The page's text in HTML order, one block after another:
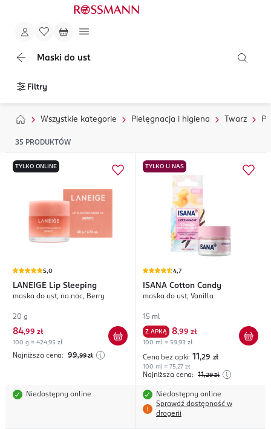
Maski do ust
Filtry
Wszystkie kategorie Pielęgnacja i higiena Twarz
35 PRODUKTÓW
TYLKO ONLINE
5,0
LANEIGE Lip Sleeping
maska do ust, na noc, Berry
20 g
84,99 zł
100 g = 424,95 zł
Najniższa cena: 99,99 zł
Niedostępny online
TYLKO U NAS
4,7
ISANA Cotton Candy
maska do ust, Vanilla
15 ml
Z APKĄ 8,99 zł
100 ml = 59,93 zł
Cena bez apki: 11 ,29 zł
100 ml = 75,27 zł
Najniższa cena: 11,29 zł
Niedostępny online
Sprawdź dostępność w
drogerii